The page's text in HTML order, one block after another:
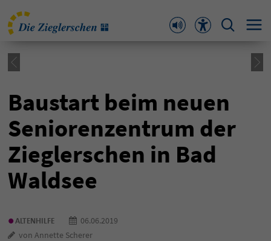
Baustart beim neuen
Seniorenzentrum der
Zieglerschen in Bad
Waldsee
•ALTENHILFE
06.06.2019
von Annette Scherer